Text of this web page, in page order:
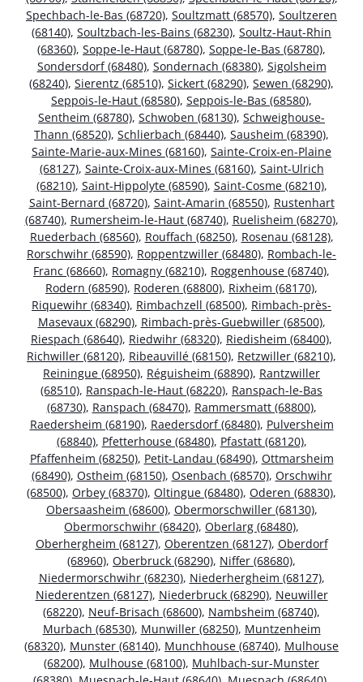
Spechbach-le-Bas (68720), Soultzmatt (68570), Soultzeren
(68140), Soultzbach-les-Bains (68230), Soultz-Haut-Rhin
(68360), Soppe-le-Haut (68780), Soppe-le-Bas (68780),
Sondersdorf (68480), Sondernach (68380), Sigolsheim
(68240), Sierentz (68510), Sickert (68290), Sewen (68290),
Seppois-le-Haut (68580), Seppois-le-Bas (68580),
Sentheim (68780), Schwoben (68130), Schweighouse-
Thann (68520), Schlierbach (68440), Sausheim (68390),
Sainte-Marie-aux-Mines (68160), Sainte-Croix-en-Plaine
(68127), Sainte-Croix-aux-Mines (68160), Saint-Ulrich
(68210), Saint-Hippolyte (68590), Saint-Cosme (68210),
Saint-Bernard (68720), Saint-Amarin (68550), Rustenhart
(68740), Rumersheim-le-Haut (68740), Ruelisheim (68270),
Ruederbach (68560), Rouffach (68250), Rosenau (68128),
Rorschwihr (68590), Roppentzwiller (68480), Rombach-le-
Franc (68660), Romagny (68210), Roggenhouse (68740),
Rodern (68590), Roderen (68800), Rixheim (68170),
Riquewihr (68340), Rimbachzell (68500), Rimbach-près-
Masevaux (68290), Rimbach-près-Guebwiller (68500),
Riespach (68640), Riedwihr (68320), Riedisheim (68400),
Richwiller (68120), Ribeauvillé (68150), Retzwiller (68210),
Reiningue (68950), Réguisheim (68890), Rantzwiller
(68510), Ranspach-le-Haut (68220), Ranspach-le-Bas
(68730), Ranspach (68470), Rammersmatt (68800),
Raedersheim (68190), Raedersdorf (68480), Pulversheim
(68840), Pfetterhouse (68480), Pfastatt (68120),
Pfaffenheim (68250), Petit-Landau (68490), Ottmarsheim
(68490), Ostheim (68150), Osenbach (68570), Orschwihr
(68500), Orbey (68370), Oltingue (68480), Oderen (68830),
Obersaasheim (68600), Obermorschwiller (68130),
Obermorschwihr (68420), Oberlarg (68480),
Oberhergheim (68127), Oberentzen (68127), Oberdorf
(68960), Oberbruck (68290), Niffer (68680),
Niedermorschwihr (68230), Niederhergheim (68127),
Niederentzen (68127), Niederbruck (68290), Neuwiller
(68220), Neuf-Brisach (68600), Nambsheim (68740),
Murbach (68530), Munwiller (68250), Muntzenheim
(68320), Munster (68140), Munchhouse (68740), Mulhouse
(68200), Mulhouse (68100), Muhlbach-sur-Munster